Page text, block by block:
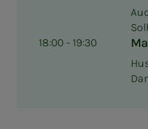
18:00 - 19:30